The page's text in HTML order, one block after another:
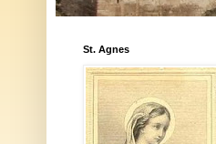
St. Agnes